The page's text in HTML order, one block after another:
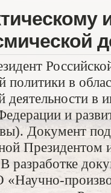
политики в
деятельности в
и
Документ
Президентом
разработке